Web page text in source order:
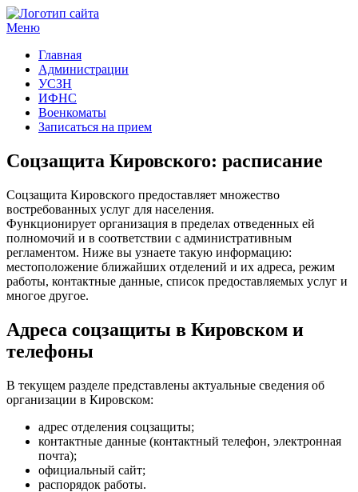
Меню
Главная
Администрации
УСЗН
ИФНС
Военкоматы
Записаться на прием
Соцзащита Кировского: расписание
Соцзащита Кировского предоставляет множество
востребованных услуг для населения.
Функционирует организация в пределах отведенных ей
полномочий и в соответствии с административным
регламентом. Ниже вы узнаете такую информацию:
местоположение ближайших отделений и их адреса, режим
работы, контактные данные, список предоставляемых услуг и
многое другое.
Адреса соцзащиты в Кировском и
телефоны
В текущем разделе представлены актуальные сведения об
организации в Кировском:
адрес отделения соцзащиты;
контактные данные (контактный телефон, электронная
почта);
официальный сайт;
распорядок работы.